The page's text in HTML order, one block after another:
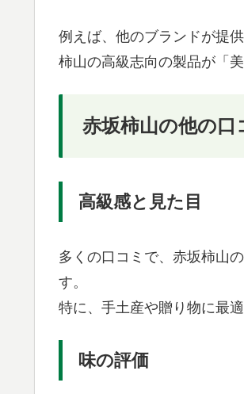
例えば、他のブランドが提
柿山の高級志向の製品が「
赤坂柿山の他の口
高級感と見た目
多くの口コミで、赤坂柿山
す。
特に、手土産や贈り物に最
味の評価